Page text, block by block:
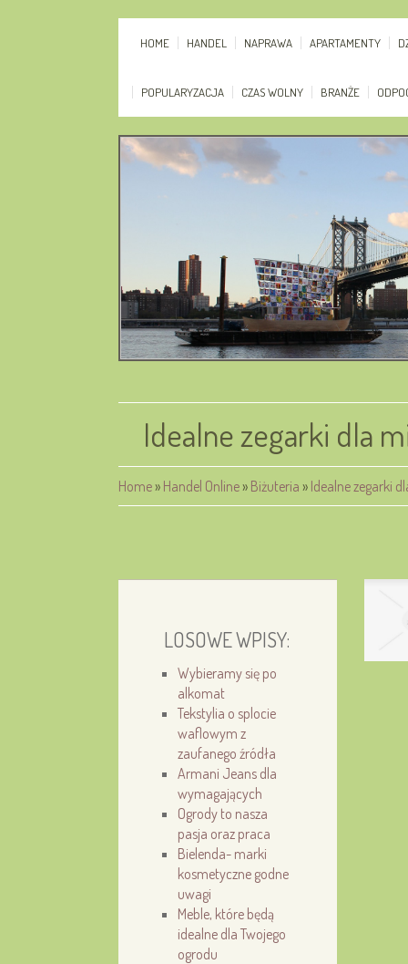
HOME HANDEL NAPRAWA APARTAMENTY
POPULARYZACJA CZAS WOLNY BRANŻE
Idealne zegarki dla
Home» Handel Online» Biżuteria » Idealne zegarki
LOSOWE WPISY:
Wybieramy się po
alkomat
Tekstylia o splocie
waflowym z
zaufanego źródła
Armani Jeans dla
wymagających
Ogrody to nasza
pasja oraz praca
Bielenda- marki
kosmetyczne godne
uwagi
Meble, które będą
idealne dla Twojego
ogrodu